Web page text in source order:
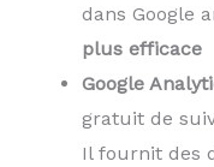
dans Google
plus efficace
Google
gratuit de
Il fournit des